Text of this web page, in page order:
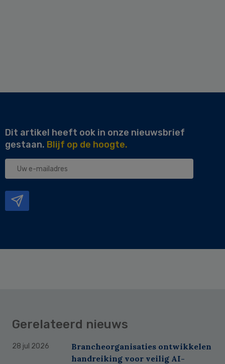
Dit artikel heeft ook in onze nieuwsbrief
gestaan. Blijf op de hoogte.
Uw
Gerelateerd nieuws
28 jul 2026
Brancheorganisaties ontwikkelen
handreiking voor veilig AI-